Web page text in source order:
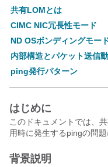
共有LOMとは
CIMC NIC冗長性モード
ND OSボンディングモー
内部構造とパケット送信
ping発行パターン
はじめに
このドキュメントでは、
用時に発生するpingの問題
背景説明